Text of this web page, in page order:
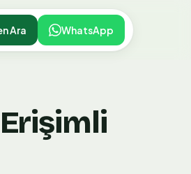
Ara WhatsApp